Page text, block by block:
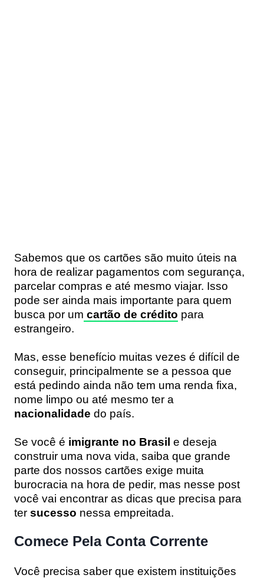
Sabemos que os cartões são muito úteis na
hora de realizar pagamentos com segurança,
parcelar compras e até mesmo viajar. Isso
pode ser ainda mais importante para quem
busca por um cartão de crédito para
estrangeiro.
Mas, esse benefício muitas vezes é difícil de
conseguir, principalmente se a pessoa que
está pedindo ainda não tem uma renda fixa,
nome limpo ou até mesmo ter a
nacionalidade do país.
Se você é imigrante no Brasil e deseja
construir uma nova vida, saiba que grande
parte dos nossos cartões exige muita
burocracia na hora de pedir, mas nesse post
você vai encontrar as dicas que precisa para
ter sucesso nessa empreitada.
Comece Pela Conta Corrente
Você precisa saber que existem instituições